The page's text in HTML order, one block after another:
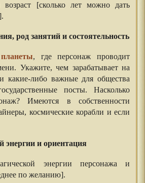
возраст [сколько лет можно дать
род занятий и состоятельность
планеты, где персонаж проводит
Укажите, чем зарабатывает на
какие-либо важные для общества
посты. Насколько
Имеются в собственности
космические корабли и если
энергии и ориентация
энергии персонажа и
по желанию].